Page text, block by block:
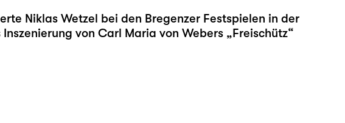
Niklas Wetzel bei den Bregenzer Festspielen in der
von Carl Maria von Webers „Freischütz“